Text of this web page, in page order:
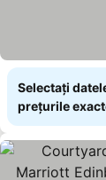
Selectați
prețurile